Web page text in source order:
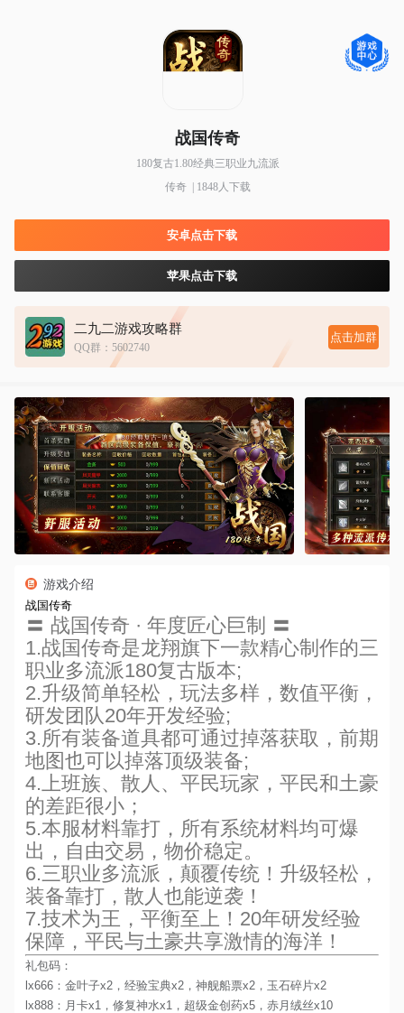
战国传奇
180复古1.80经典三职业九流派
传奇 | 1848人下载
安卓点击下载
苹果点击下载
二九二游戏攻略群
QQ群：5602740
点击加群
游戏介绍
战国传奇
〓 战国传奇 · 年度匠心巨制 〓
1.战国传奇是龙翔旗下一款精心制作的三
职业多流派180复古版本;
2.升级简单轻松，玩法多样，数值平衡，
研发团队20年开发经验;
3.所有装备道具都可通过掉落获取，前期
地图也可以掉落顶级装备;
4.上班族、散人、平民玩家，平民和土豪
的差距很小；
5.本服材料靠打，所有系统材料均可爆
出，自由交易，物价稳定。
6.三职业多流派，颠覆传统！升级轻松，
装备靠打，散人也能逆袭！
7.技术为王，平衡至上！20年研发经验
保障，平民与土豪共享激情的海洋！
礼包码：
lx666：金叶子x2，经验宝典x2，神舰船票x2，玉石碎片x2
lx888：月卡x1，修复神水x1，超级金创药x5，赤月绒丝x10